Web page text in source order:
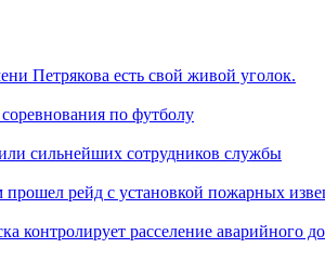
Петрякова есть свой живой уголок.
по футболу
сильнейших сотрудников службы
рейд с установкой пожарных
контролирует расселение аварийного